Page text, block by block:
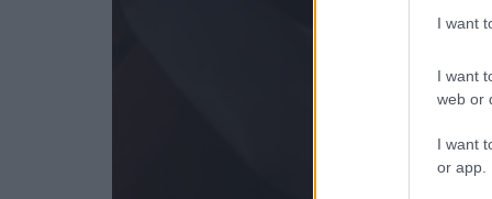
I want
I want
web or
I want
or app.